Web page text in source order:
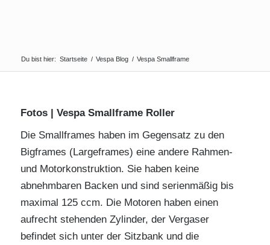
Du bist hier: Startseite / Vespa Blog / Vespa Smallframe
Fotos | Vespa Smallframe Roller
Die Smallframes haben im Gegensatz zu den
Bigframes (Largeframes) eine andere Rahmen-
und Motorkonstruktion. Sie haben keine
abnehmbaren Backen und sind serienmäßig bis
maximal 125 ccm. Die Motoren haben einen
aufrecht stehenden Zylinder, der Vergaser
befindet sich unter der Sitzbank und die